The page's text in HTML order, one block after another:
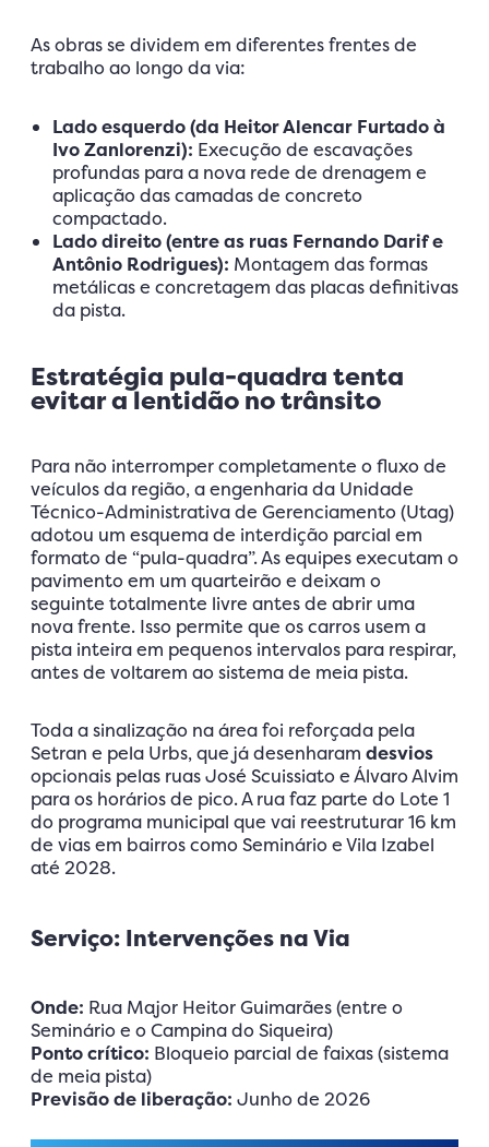
As obras se dividem em diferentes frentes de
trabalho ao longo da via:
Lado esquerdo (da Heitor Alencar Furtado à
Ivo Zanlorenzi): Execução de escavações
profundas para a nova rede de drenagem e
aplicação das camadas de concreto
compactado.
Lado direito (entre as ruas Fernando Darif e
Antônio Rodrigues): Montagem das formas
metálicas e concretagem das placas definitivas
da pista.
Estratégia pula-quadra tenta
evitar a lentidão no trânsito
Para não interromper completamente o fluxo de
veículos da região, a engenharia da Unidade
Técnico-Administrativa de Gerenciamento (Utag)
adotou um esquema de interdição parcial em
formato de “pula-quadra”. As equipes executam o
pavimento em um quarteirão e deixam o
seguinte totalmente livre antes de abrir uma
nova frente. Isso permite que os carros usem a
pista inteira em pequenos intervalos para respirar,
antes de voltarem ao sistema de meia pista.
Toda a sinalização na área foi reforçada pela
Setran e pela Urbs, que já desenharam desvios
opcionais pelas ruas José Scuissiato e Álvaro Alvim
para os horários de pico. A rua faz parte do Lote 1
do programa municipal que vai reestruturar 16 km
de vias em bairros como Seminário e Vila Izabel
até 2028.
Serviço: Intervenções na Via
Onde: Rua Major Heitor Guimarães (entre o
Seminário e o Campina do Siqueira)
Ponto crítico: Bloqueio parcial de faixas (sistema
de meia pista)
Previsão de liberação: Junho de 2026